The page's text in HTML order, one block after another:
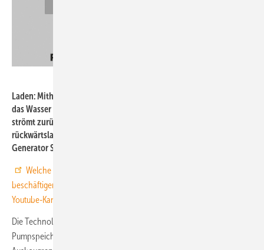
Laden: Mithilfe einer elektrisch angetriebenen Pumpturbine wird
das Wasser aus der Kugel herausgepumpt | Entladen: Das Wasser
strömt zurück in die leere Kugel, wodurch die Pumpturbine
rückwärtslaufend als Turbine betrieben wird und über einen
Generator Strom erzeugt.
Welche Themen die erneuerbaren Energien-Branche noch
beschäftigen, sehen Sie in unseren Experten-Interviews auf unserem
Youtube-Kanal.
Die Technologie adressiert ein entscheidendes Problem:
Pumpspeicherkraftwerke an Land stoßen weltweit an ihre